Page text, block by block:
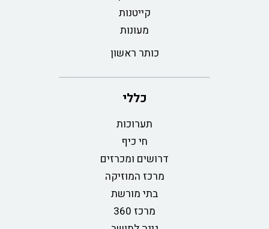
קייטנות
מעונות
כותר ראשון
כללי
תערוכות
חי כיף
דרושים ומכרזים
מרכז המוזיקה
בתי מורשת
מרכז 360